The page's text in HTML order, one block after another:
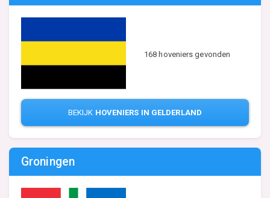
168 hoveniers gevonden
BEKIJK HOVENIERS IN GELDERLAND
Groningen